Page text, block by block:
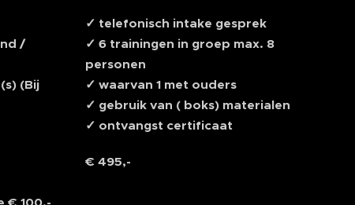
/
(Bij
✓ telefonisch intake gesprek
✓ 6 trainingen in groep max. 8
personen
✓ waarvan 1 met ouders
✓ gebruik van ( boks) materialen
✓ ontvangst certificaat
€ 495,-